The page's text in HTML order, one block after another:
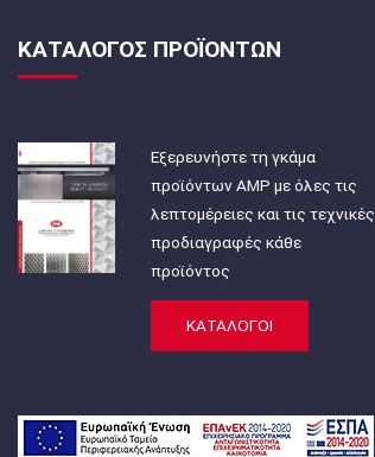
ΚΑΤΑΛΟΓΟΣ ΠΡΟΪΟΝΤΩΝ
Εξερευνήστε τη γκάμα
προϊόντων AMP με όλες τις
λεπτομέρειες και τις τεχνικές
προδιαγραφές κάθε
προϊόντος
ΚΑΤΑΛΟΓΟΙ